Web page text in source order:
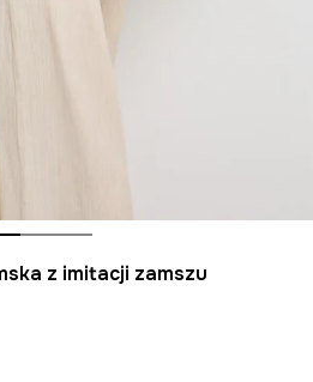
z imitacji zamszu